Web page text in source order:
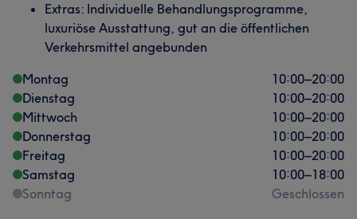
Extras: Individuelle Behandlungsprogramme,
luxuriöse Ausstattung, gut an die öffentlichen
Verkehrsmittel angebunden
Montag
10:00–20:00
Dienstag
10:00–20:00
Mittwoch
10:00–20:00
Donnerstag
10:00–20:00
Freitag
10:00–20:00
Samstag
10:00–18:00
Sonntag
Geschlossen